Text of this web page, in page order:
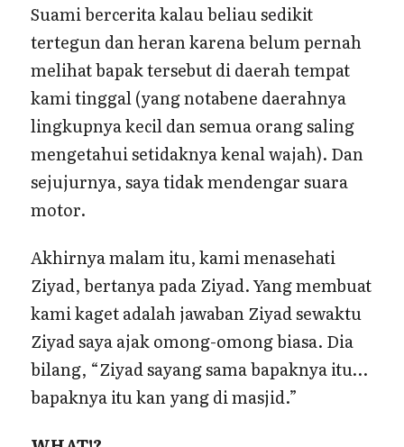
Suami bercerita kalau beliau sedikit
tertegun dan heran karena belum pernah
melihat bapak tersebut di daerah tempat
kami tinggal (yang notabene daerahnya
lingkupnya kecil dan semua orang saling
mengetahui setidaknya kenal wajah). Dan
sejujurnya, saya tidak mendengar suara
motor.
Akhirnya malam itu, kami menasehati
Ziyad, bertanya pada Ziyad. Yang membuat
kami kaget adalah jawaban Ziyad sewaktu
Ziyad saya ajak omong-omong biasa. Dia
bilang, “Ziyad sayang sama bapaknya itu…
bapaknya itu kan yang di masjid.”